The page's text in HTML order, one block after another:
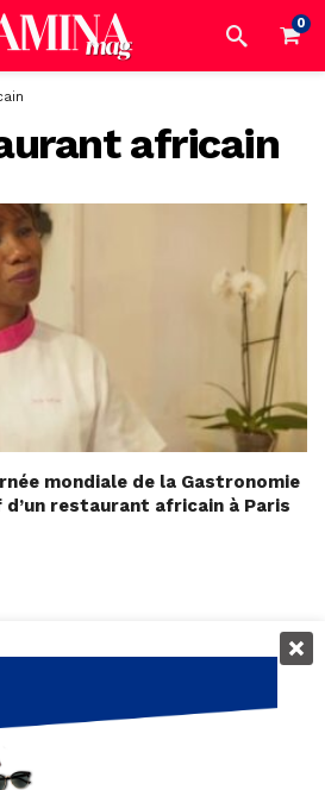
0
africain
mondiale de la Gastronomie
d’un restaurant africain à Paris
0:29